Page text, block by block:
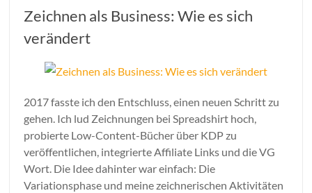
Zeichnen als Business: Wie es sich
verändert
2017 fasste ich den Entschluss, einen neuen Schritt zu
gehen. Ich lud Zeichnungen bei Spreadshirt hoch,
probierte Low-Content-Bücher über KDP zu
veröffentlichen, integrierte Affiliate Links und die VG
Wort. Die Idee dahinter war einfach: Die
Variationsphase und meine zeichnerischen Aktivitäten